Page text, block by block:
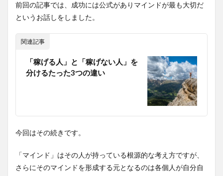
前回の記事では、成功には公式がありマインドが最も大切だ
というお話しをしました。
関連記事
「稼げる人」と「稼げない人」を
分けるたった3つの違い
今回はその続きです。
「マインド」はその人が持っている根源的な考え方ですが、
さらにそのマインドを形成する元となるのは各個人が自分自